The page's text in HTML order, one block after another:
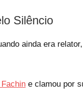
Silêncio
ainda era
Fachin e clamou por